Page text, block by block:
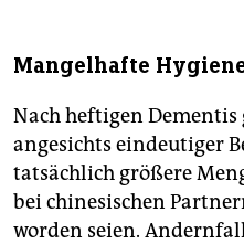
Mangelhafte
Nach heftigen
angesichts eindeutiger
tatsächlich größere
bei chinesischen
worden seien.